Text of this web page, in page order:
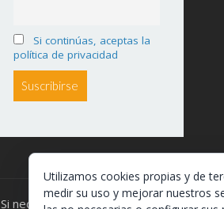
Si continúas, aceptas la
política de privacidad
Si necesitas algo de este blog puedes
Utilizamos cookies propias y de
medir su uso y mejorar nuestros